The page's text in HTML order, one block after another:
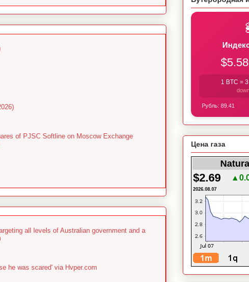
of PJSC Softline on Moscow Exchange
all levels of Australian government and a
he was scared' via Hvper.com
$5.58
1 BTC =
Рубль: 89.41
Цена газа
$2.69
2026.08.07